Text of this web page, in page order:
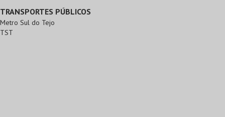
TRANSPORTES PÚBLICOS
Metro Sul do Tejo
TST